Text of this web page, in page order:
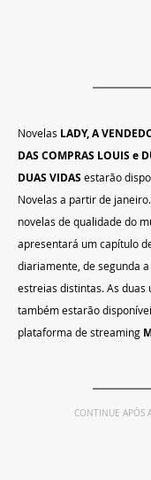
Novelas LADY, A
DAS COMPRAS LOUIS e
DUAS VIDAS estarão
Novelas a partir de
novelas de qualidade do
apresentará um capítulo
diariamente, de segunda
estreias distintas. As duas
também estarão
plataforma de streaming
CONTINUE APÓS